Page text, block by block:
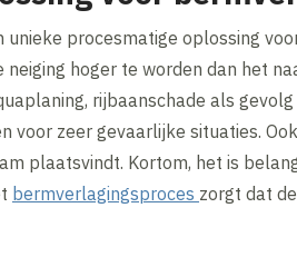
unieke procesmatige oplossing
hoger te worden dan het
rijbaanschade als
voor zeer gevaarlijke situaties.
plaatsvindt. Kortom, het is
bermverlagingsproces zorgt dat